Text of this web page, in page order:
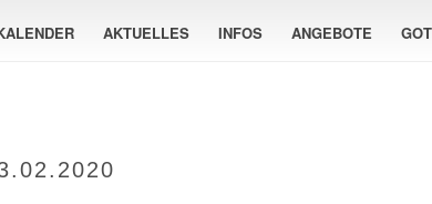
AKTUELLES INFOS ANGEBOTE